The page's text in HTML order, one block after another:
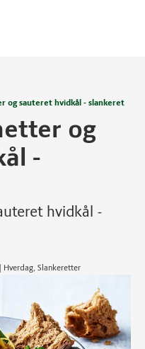
og sauteret hvidkål - slankeret
og
-
hvidkål -
Slankeretter